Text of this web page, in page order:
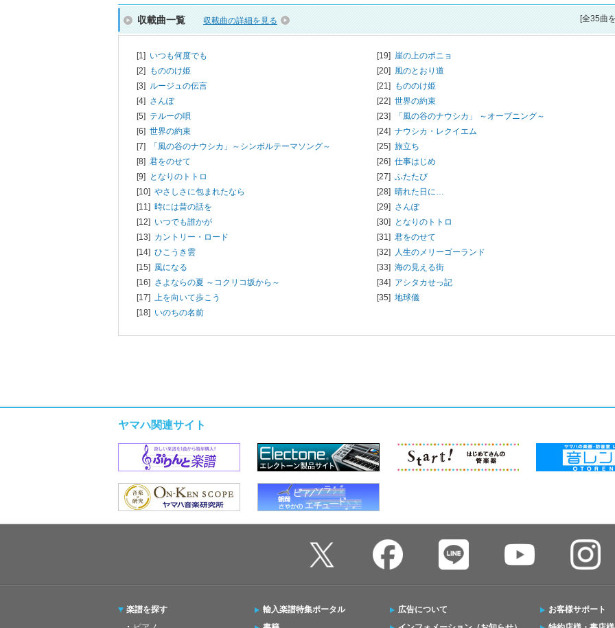
収載曲一覧 収載曲の詳細を見る [全35曲
[1] いつも何度でも
[2] もののけ姫
[3] ルージュの伝言
[4] さんぽ
[5] テルーの唄
[6] 世界の約束
[7]
「風の谷のナウシカ」～シンボルテーマソング～
[8] 君をのせて
[9] となりのトトロ
[10] やさしさに包まれたなら
[11] 時には昔の話を
[12] いつでも誰かが
[13] カントリー・ロード
[14] ひこうき雲
[15] 風になる
[16] さよならの夏 ～コクリコ坂から～
[17] 上を向いて歩こう
[18] いのちの名前
[19] 崖の上のポニョ
[20] 風のとおり道
[21] もののけ姫
[22] 世界の約束
[23]
「風の谷のナウシカ」 ～オープニング～
[24] ナウシカ・レクイエム
[25] 旅立ち
[26] 仕事はじめ
[27] ふたたび
[28] 晴れた日に…
[29] さんぽ
[30] となりのトトロ
[31] 君をのせて
[32] 人生のメリーゴーランド
[33] 海の見える街
[34] アシタカせっ記
[35] 地球儀
ヤマハ関連サイト
楽譜を探す
輸入楽譜特集ポータル
広告について
お客様サポート